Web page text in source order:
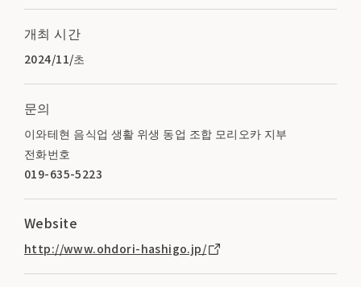
개최 시간
2024/11/초
문의
이와테현 음식업 생활 위생 동업 조합 모리오카 지부
전화번호
019-635-5223
Website
http://www.ohdori-hashigo.jp/